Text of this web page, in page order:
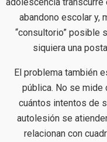
abandono escolar y,
“consultorio” posible
siquiera una
El problema también
pública. No se mide
cuántos intentos de
autolesión se
relacionan con